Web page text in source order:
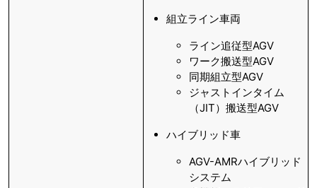
組立ライン車両
ライン追従型AGV
ワーク搬送型AGV
同期組立型AGV
ジャストインタイム
（JIT）搬送型AGV
ハイブリッド車
AGV-AMRハイブリッド
システム